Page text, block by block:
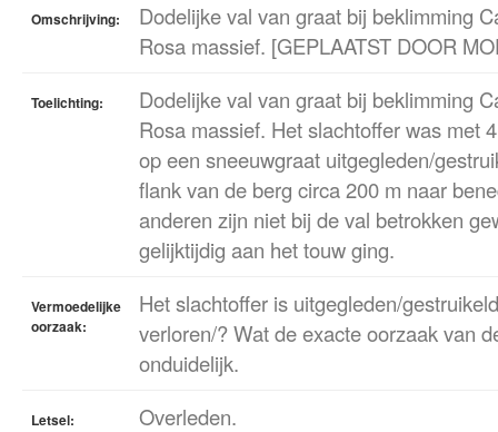
Omschrijving:
Dodelijke val van graat bij beklimming
Rosa massief. [GEPLAATST DOOR
Toelichting:
Dodelijke val van graat bij beklimming
Rosa massief. Het slachtoffer was met
op een sneeuwgraat uitgegleden/
flank van de berg circa 200 m naar
anderen zijn niet bij de val betrokken
gelijktijdig aan het touw ging.
Vermoedelijke
oorzaak:
Het slachtoffer is uitgegleden/
verloren/? Wat de exacte oorzaak van
onduidelijk.
Letsel: Overleden.